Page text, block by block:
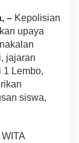
– Kepolisian
upaya
jajaran
1 Lembo,
siswa,